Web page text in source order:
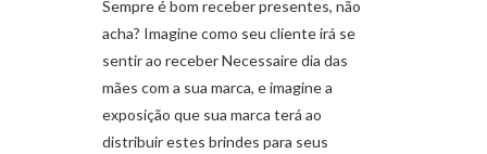
Sempre é bom receber presentes, não
acha? Imagine como seu cliente irá se
sentir ao receber Necessaire dia das
mães com a sua marca, e imagine a
exposição que sua marca terá ao
distribuir estes brindes para seus